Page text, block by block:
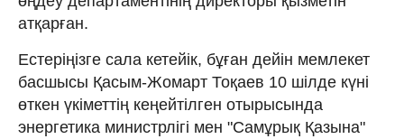
атқарған.
Естеріңізге сала кетейік, бұған дейін мемлекет
басшысы Қасым-Жомарт Тоқаев 10 шілде күні
өткен үкіметтің кеңейтілген отырысында
энергетика министрлігі мен "Самұрық Қазына"